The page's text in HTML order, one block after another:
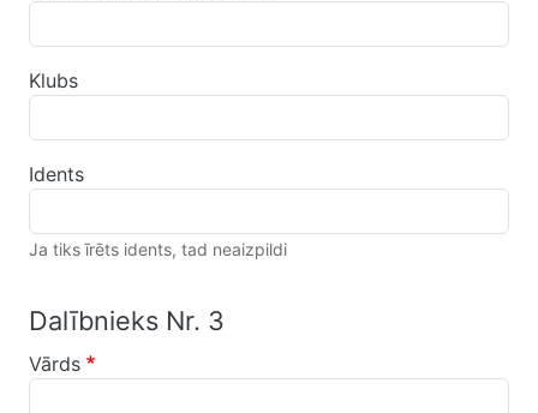
Klubs
Idents
Ja tiks īrēts idents, tad neaizpildi
Dalībnieks Nr. 3
Vārds